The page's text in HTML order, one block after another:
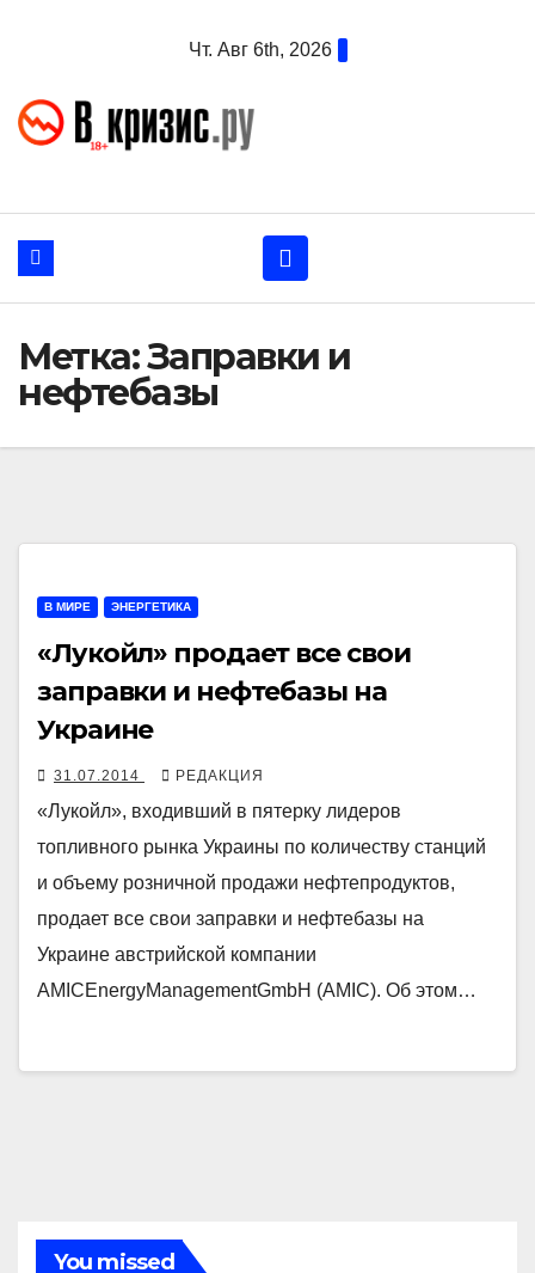
Чт. Авг 6th, 2026
Метка:Заправки и
нефтебазы
В МИРЕ ЭНЕРГЕТИКА
«Лукойл» продает все свои
заправки и нефтебазы на
Украине
31.07.2014 РЕДАКЦИЯ
«Лукойл», входивший в пятерку лидеров
топливного рынка Украины по количеству станций
и объему розничной продажи нефтепродуктов,
продает все свои заправки и нефтебазы на
Украине австрийской компании
AMICEnergyManagementGmbH (AMIC). Об этом…
You missed